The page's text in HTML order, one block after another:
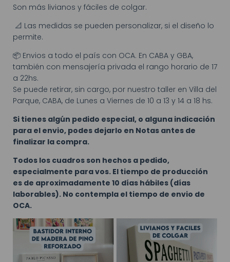
Son más livianos y fáciles de colgar.
📐 Las medidas se pueden personalizar, si el diseño lo
permite.
📦 Envios a todo el país con OCA. En CABA y GBA,
también con mensajería privada el rango horario de 17
a 22hs.
Se puede retirar, sin cargo, por nuestro taller en Villa del
Parque, CABA, de Lunes a Viernes de 10 a 13 y 14 a 18 hs.
Si tienes algún pedido especial, o alguna indicación
para el envio, podes dejarlo en Notas antes de
finalizar la compra.
Todos los cuadros son hechos a pedido,
especialmente para vos. El tiempo de producción
es de aproximadamente 10 días hábiles (días
laborables). No contempla el tiempo de envio de
OCA.